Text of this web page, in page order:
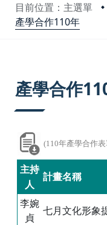
目前位置：主選單
產學合作110年
產學合作
(110年產學合作
主持
人
計畫名稱
李婉
貞
七月文化形象